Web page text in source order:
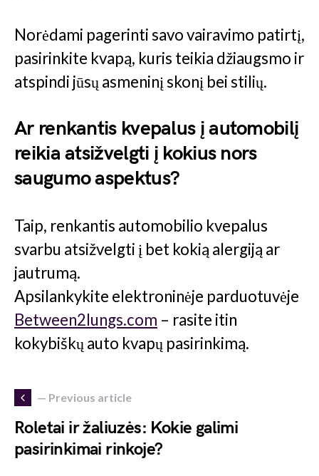
Norėdami pagerinti savo vairavimo patirtį,
pasirinkite kvapą, kuris teikia džiaugsmo ir
atspindi jūsų asmeninį skonį bei stilių.
Ar renkantis kvepalus į automobilį
reikia atsižvelgti į kokius nors
saugumo aspektus?
Taip, renkantis automobilio kvepalus
svarbu atsižvelgti į bet kokią alergiją ar
jautrumą.
Apsilankykite elektroninėje parduotuvėje
Between2lungs.com – rasite itin
kokybiškų auto kvapų pasirinkimą.
— Previous article
Roletai ir žaliuzės: Kokie galimi
pasirinkimai rinkoje?